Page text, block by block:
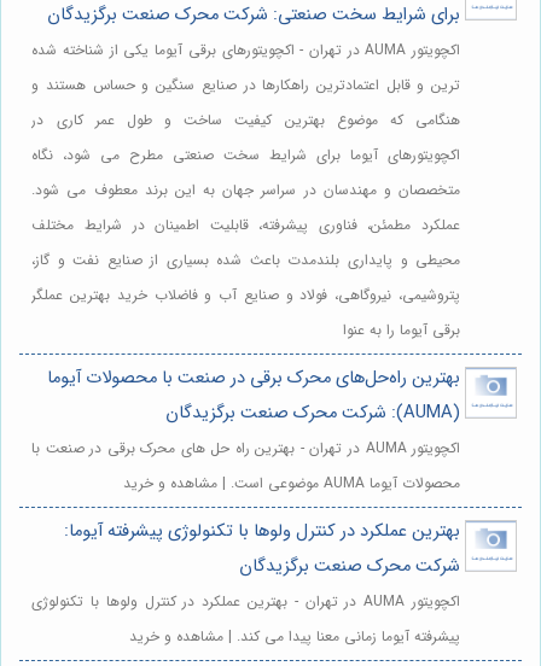
برای شرایط سخت صنعتی: شرکت محرک صنعت برگزیدگان
اکچویتور AUMA در تهران - اکچویتورهای برقی آیوما یکی از شناخته شده
ترین و قابل اعتمادترین راهکارها در صنایع سنگین و حساس هستند و
هنگامی که موضوع بهترین کیفیت ساخت و طول عمر کاری در
اکچویتورهای آیوما برای شرایط سخت صنعتی مطرح می شود، نگاه
متخصصان و مهندسان در سراسر جهان به این برند معطوف می شود.
عملکرد مطمئن، فناوری پیشرفته، قابلیت اطمینان در شرایط مختلف
محیطی و پایداری بلندمدت باعث شده بسیاری از صنایع نفت و گاز،
پتروشیمی، نیروگاهی، فولاد و صنایع آب و فاضلاب خرید بهترین عملگر
برقی آیوما را به عنوا
بهترین راه‌حل‌های محرک برقی در صنعت با محصولات آیوما
(AUMA): شرکت محرک صنعت برگزیدگان
اکچویتور AUMA در تهران - بهترین راه حل های محرک برقی در صنعت با
محصولات آیوما AUMA موضوعی است. | مشاهده و خرید
بهترین عملکرد در کنترل ولوها با تکنولوژی پیشرفته آیوما:
شرکت محرک صنعت برگزیدگان
اکچویتور AUMA در تهران - بهترین عملکرد در کنترل ولوها با تکنولوژی
پیشرفته آیوما زمانی معنا پیدا می کند. | مشاهده و خرید